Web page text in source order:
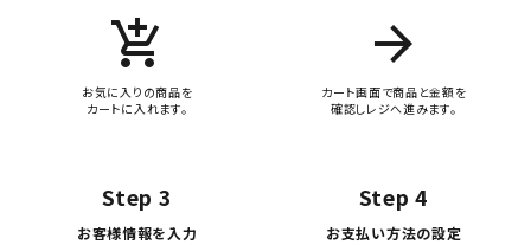
add_shopping_cart
お気に入りの商品を
カートに入れます。
arrow_forward
カート画面で商品と金額を
確認しレジへ進みます。
Step 3
お客様情報を入力
Step 4
お支払い方法の設定